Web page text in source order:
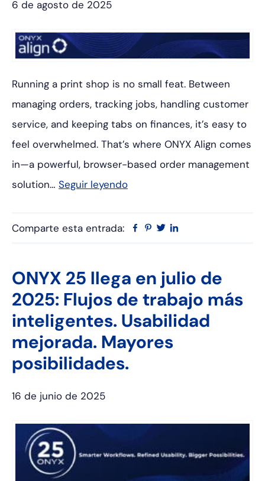
6 de agosto de 2025
Running a print shop is no small feat. Between
managing orders, tracking jobs, handling customer
service, and keeping tabs on finances, it’s easy to
feel overwhelmed. That’s where ONYX Align comes
in—a powerful, browser-based order management
solution… Seguir leyendo
Comparte esta entrada: Facebook
Pinterest
Twitter
ONYX 25 llega en julio de
2025: Flujos de trabajo más
inteligentes. Usabilidad
mejorada. Mayores
posibilidades.
16 de junio de 2025